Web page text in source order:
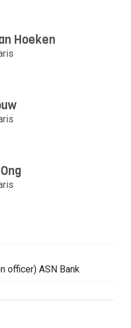
Hoeken
officer) ASN Bank